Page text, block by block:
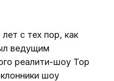
с тех пор, как
ведущим
реалити-шоу Top
шоу